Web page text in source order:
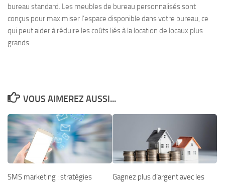
bureau standard. Les meubles de bureau personnalisés sont
conçus pour maximiser l’espace disponible dans votre bureau, ce
qui peut aider à réduire les coûts liés à la location de locaux plus
grands.
VOUS AIMEREZ AUSSI...
SMS marketing : stratégies Gagnez plus d’argent avec les